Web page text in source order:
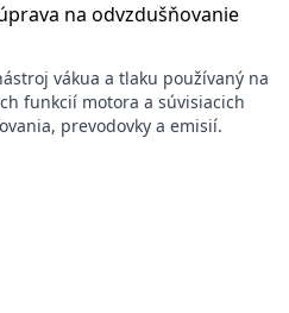
na odvzdušňovanie
vákua a tlaku používaný na
funkcií motora a súvisiacich
prevodovky a emisií.